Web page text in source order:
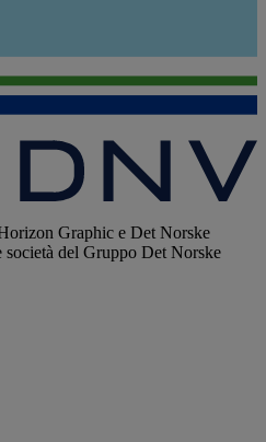
Graphic e Det Norske
del Gruppo Det Norske